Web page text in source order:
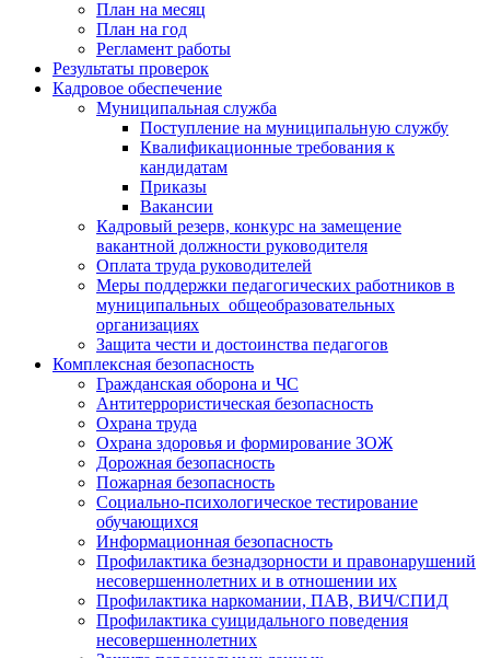
План на месяц
План на год
Регламент работы
Результаты проверок
Кадровое обеспечение
Муниципальная служба
Поступление на муниципальную службу
Квалификационные требования к
кандидатам
Приказы
Вакансии
Кадровый резерв, конкурс на замещение
вакантной должности руководителя
Оплата труда руководителей
Меры поддержки педагогических работников в
муниципальных общеобразовательных
организациях
Защита чести и достоинства педагогов
Комплексная безопасность
Гражданская оборона и ЧС
Антитеррористическая безопасность
Охрана труда
Охрана здоровья и формирование ЗОЖ
Дорожная безопасность
Пожарная безопасность
Социально-психологическое тестирование
обучающихся
Информационная безопасность
Профилактика безнадзорности и правонарушений
несовершеннолетних и в отношении их
Профилактика наркомании, ПАВ, ВИЧ/СПИД
Профилактика суицидального поведения
несовершеннолетних